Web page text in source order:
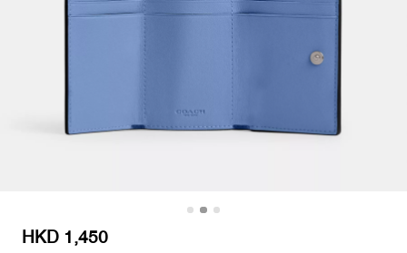
HKD 1,450